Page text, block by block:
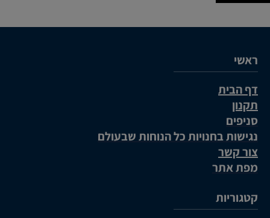
ראשי
דף הבית
תקנון
סניפים
נגישות בחנויות כל הנוחות שבעולם
צור קשר
מפת אתר
קטגוריות